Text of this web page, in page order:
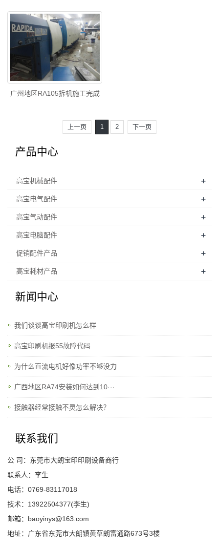
广州地区RA105拆机施工完成
上一页 1 2 下一页
产品中心
高宝机械配件 +
高宝电气配件 +
高宝气动配件 +
高宝电脑配件 +
促销配件产品 +
高宝耗材产品 +
新闻中心
我们谈谈高宝印刷机怎么样
高宝印刷机报55故障代码
为什么直流电机好像功率不够没力
广西地区RA74安装如何达到10···
接触器经常接触不灵怎么解决？
联系我们
公 司：东莞市大朗宝印印刷设备商行
联系人：李生
电话：0769-83117018
技术：13922504377(李生)
邮箱：baoyinys@163.com
地址：广东省东莞市大朗镇黄草朗富通路673号3楼